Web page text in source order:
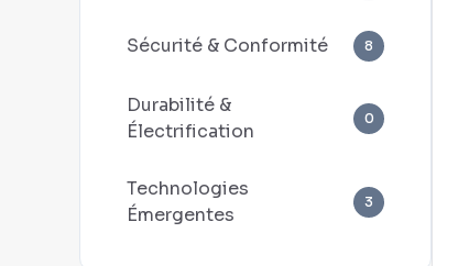
Sécurité & Conformité 8
Durabilité &
Électrification
0
Technologies
Émergentes
3